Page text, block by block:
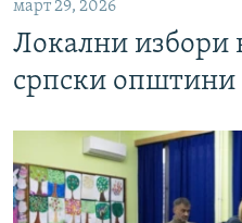
март 29, 2026
Локални избори
српски општини